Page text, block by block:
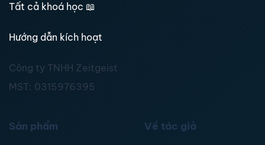
Tất cả khoá học 📖
Hướng dẫn kích hoạt
Công ty TNHH Zeitgeist
MST: 0315976395
Sản phẩm Về tác giả